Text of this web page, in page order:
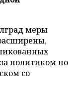
меры
политиком по
со